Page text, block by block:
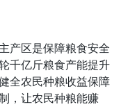
产区是保障粮食安全
千亿斤粮食产能提升
全农民种粮收益保障
，让农民种粮能赚